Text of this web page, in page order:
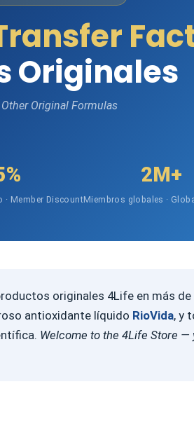
Originales
Original Formulas
· Member Discount
2M+
Miembros globales ·
originales 4Life en más de
antioxidante líquido RioVida, y
Welcome to the 4Life Store —